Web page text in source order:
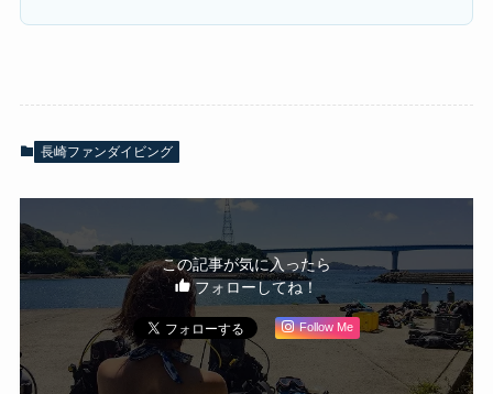
長崎ファンダイビング
この記事が気に入ったら
フォローしてね！
Follow Me